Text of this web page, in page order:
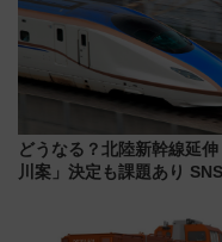
線に2回搭乗」
どうなる？北陸新幹線延
川案」決定も課題あり